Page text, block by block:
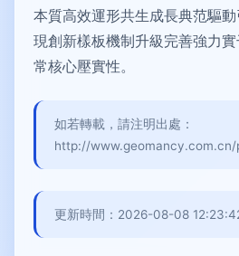
本質高效運形共生成長典范驅
現創新樣板機制升級完善強力
常核心壓實性。
如若轉載，請注明出處：
http://
更新時間：2026-08-08